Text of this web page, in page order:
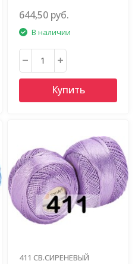
644,50 руб.
В наличии
Купить
411 СВ.СИРЕНЕВЫЙ